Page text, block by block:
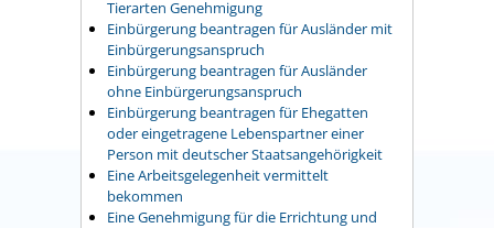
Tierarten Genehmigung
Einbürgerung beantragen für Ausländer mit
Einbürgerungsanspruch
Einbürgerung beantragen für Ausländer
ohne Einbürgerungsanspruch
Einbürgerung beantragen für Ehegatten
oder eingetragene Lebenspartner einer
Person mit deutscher Staatsangehörigkeit
Eine Arbeitsgelegenheit vermittelt
bekommen
Eine Genehmigung für die Errichtung und